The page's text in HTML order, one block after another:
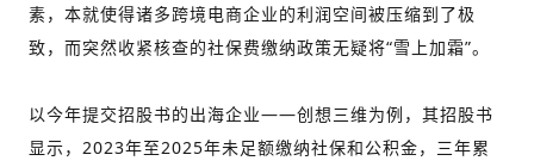
素，本就使得诸多跨境电商企业的利润空间被压缩到了极
致，而突然收紧核查的社保费缴纳政策无疑将“雪上加霜”。
以今年提交招股书的出海企业——创想三维为例，其招股书
显示，2023年至2025年未足额缴纳社保和公积金，三年累